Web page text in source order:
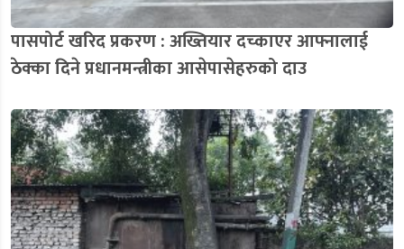
पासपोर्ट खरिद प्रकरण : अख्तियार दच्काएर आफ्नालाई
ठेक्का दिने प्रधानमन्त्रीका आसेपासेहरुको दाउ